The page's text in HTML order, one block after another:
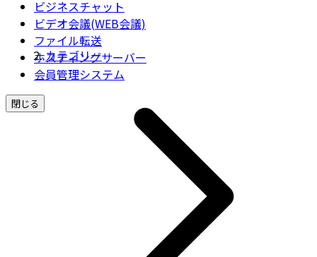
ビジネスチャット
ビデオ会議(WEB会議)
ファイル転送
ホスティングサーバー
会員管理システム
閉じる
カテゴリー